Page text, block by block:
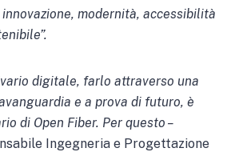
modernità, accessibilità
digitale, farlo attraverso una
e a prova di futuro, è
di Open Fiber. Per questo –
Ingegneria e Progettazione